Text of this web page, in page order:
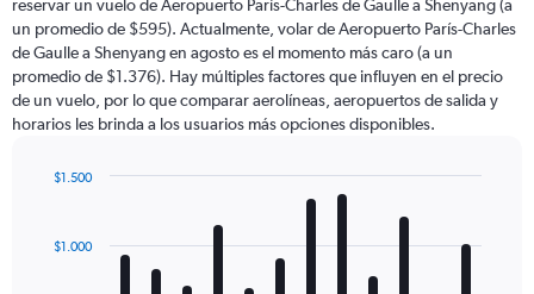
The
chart
has
1
Y
axis
values.
to
reservar un vuelo de Aeropuerto París-Charles de Gaulle a Shenyang (a
un promedio de $595). Actualmente, volar de Aeropuerto París-Charles
de Gaulle a Shenyang en agosto es el momento más caro (a un
promedio de $1.376). Hay múltiples factores que influyen en el precio
de un vuelo, por lo que comparar aerolíneas, aeropuertos de salida y
horarios les brinda a los usuarios más opciones disponibles.
with
12
$1.000
$1.500